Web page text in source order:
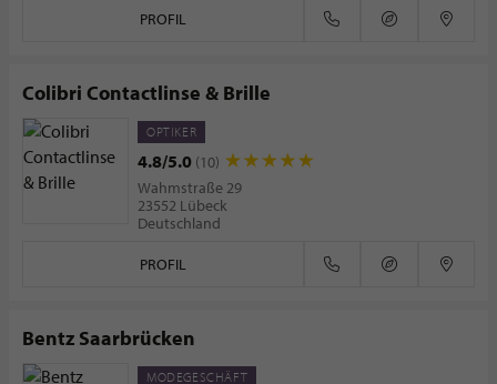
PROFIL
Colibri Contactlinse & Brille
OPTIKER
4.8/5.0 (10)
Wahmstraße 29
23552 Lübeck
Deutschland
PROFIL
Bentz Saarbrücken
MODEGESCHÄFT